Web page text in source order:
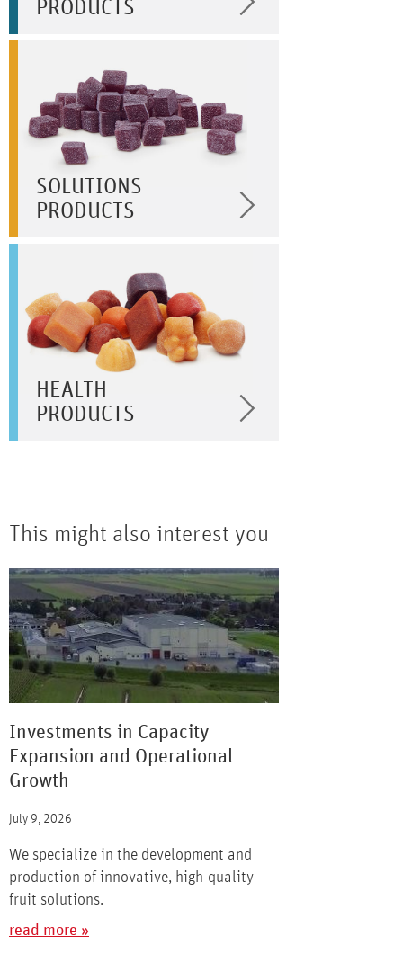
PRODUCTS
SOLUTIONS
PRODUCTS
HEALTH
PRODUCTS
This might also interest you
Investments in Capacity
Expansion and Operational
Growth
July 9, 2026
We specialize in the development and
production of innovative, high-quality
fruit solutions.
read more »